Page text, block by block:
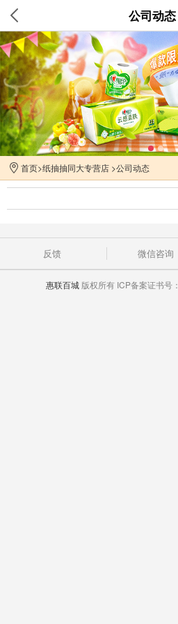
公司动态
首页>纸抽抽同大专营店 >公司动态
反馈 微信咨询
惠联百城版权所有 ICP备案证书号：